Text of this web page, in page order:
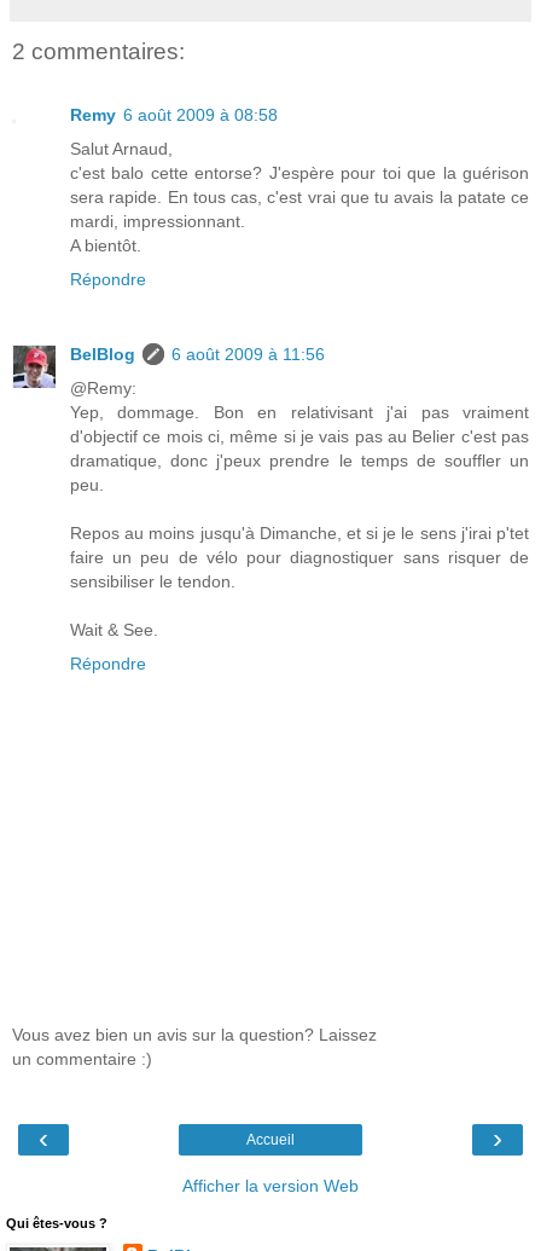
2 commentaires:
Remy 6 août 2009 à 08:58
Salut Arnaud,
c'est balo cette entorse? J'espère pour toi que la guérison
sera rapide. En tous cas, c'est vrai que tu avais la patate ce
mardi, impressionnant.
A bientôt.
Répondre
BelBlog
6 août 2009 à 11:56
@Remy:
Yep, dommage. Bon en relativisant j'ai pas vraiment
d'objectif ce mois ci, même si je vais pas au Belier c'est pas
dramatique, donc j'peux prendre le temps de souffler un
peu.
Repos au moins jusqu'à Dimanche, et si je le sens j'irai p'tet
faire un peu de vélo pour diagnostiquer sans risquer de
sensibiliser le tendon.
Wait & See.
Répondre
Vous avez bien un avis sur la question? Laissez
un commentaire :)
‹ ›
Accueil
Afficher la version Web
Qui êtes-vous ?